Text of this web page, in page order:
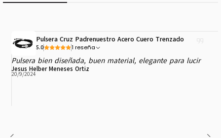
Pulsera Cruz Padrenuestro Acero Cuero Trenzado
5.0 1 reseña
Pulsera bien diseñada, buen material, elegante para lucir
Jesus Helber Meneses Ortiz
20/9/2024